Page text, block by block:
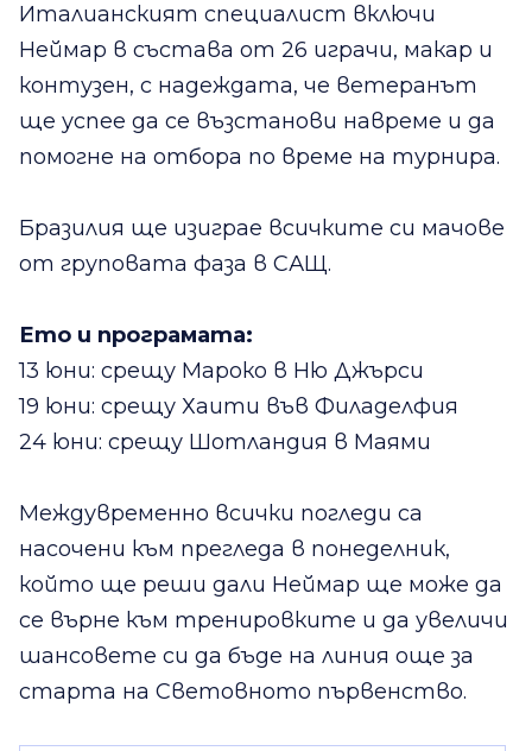
Италианският специалист включи
Неймар в състава от 26 играчи, макар и
контузен, с надеждата, че ветеранът
ще успее да се възстанови навреме и да
помогне на отбора по време на турнира.
Бразилия ще изиграе всичките си мачове
от груповата фаза в САЩ.
Ето и програмата:
13 юни: срещу Мароко в Ню Джърси
19 юни: срещу Хаити във Филаделфия
24 юни: срещу Шотландия в Маями
Междувременно всички погледи са
насочени към прегледа в понеделник,
който ще реши дали Неймар ще може да
се върне към тренировките и да увеличи
шансовете си да бъде на линия още за
старта на Световното първенство.